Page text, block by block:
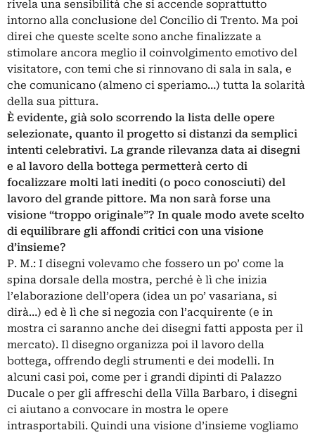
rivela una sensibilità che si accende soprattutto
intorno alla conclusione del Concilio di Trento. Ma poi
direi che queste scelte sono anche finalizzate a
stimolare ancora meglio il coinvolgimento emotivo del
visitatore, con temi che si rinnovano di sala in sala, e
che comunicano (almeno ci speriamo…) tutta la solarità
della sua pittura.
È evidente, già solo scorrendo la lista delle opere
selezionate, quanto il progetto si distanzi da semplici
intenti celebrativi. La grande rilevanza data ai disegni
e al lavoro della bottega permetterà certo di
focalizzare molti lati inediti (o poco conosciuti) del
lavoro del grande pittore. Ma non sarà forse una
visione “troppo originale”? In quale modo avete scelto
di equilibrare gli affondi critici con una visione
d’insieme?
P. M.: I disegni volevamo che fossero un po’ come la
spina dorsale della mostra, perché è lì che inizia
l’elaborazione dell’opera (idea un po’ vasariana, si
dirà…) ed è lì che si negozia con l’acquirente (e in
mostra ci saranno anche dei disegni fatti apposta per il
mercato). Il disegno organizza poi il lavoro della
bottega, offrendo degli strumenti e dei modelli. In
alcuni casi poi, come per i grandi dipinti di Palazzo
Ducale o per gli affreschi della Villa Barbaro, i disegni
ci aiutano a convocare in mostra le opere
intrasportabili. Quindi una visione d’insieme vogliamo